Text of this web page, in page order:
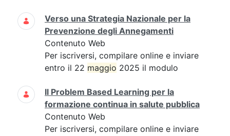
Verso una Strategia Nazionale per la
Prevenzione degli Annegamenti
Contenuto Web
Per iscriversi, compilare online e inviare
entro il 22 maggio 2025 il modulo
Il Problem Based Learning per la
formazione continua in salute pubblica
Contenuto Web
Per iscriversi, compilare online e inviare